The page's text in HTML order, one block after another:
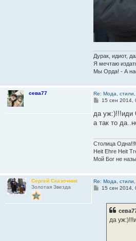
Дурак, идиот,
Я мечтаю
Мы Орда! - А
сева77
Re: Мода,
С
о
щ
и
е
15 сен 2014,
да уж:)!!!иди
а так то
Столица
Heit Ehre Heit
Мой Бог не
Сергей Сказочник
Золотая Звезда
Re: Мода,
С15 сен 2014,
да